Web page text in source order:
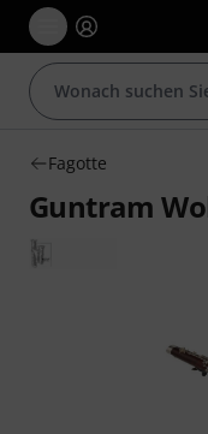
Fagotte
Guntram